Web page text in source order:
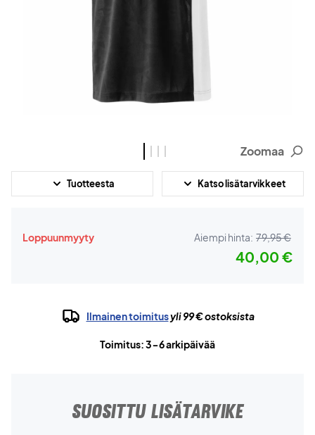
Zoomaa
Tuotteesta Katso lisätarvikkeet
Loppuunmyyty Aiempi hinta: 79,95 €
40,00 €
Ilmainen toimitusyli 99 € ostoksista
Toimitus: 3-6 arkipäivää
SUOSITTU LISÄTARVIKE